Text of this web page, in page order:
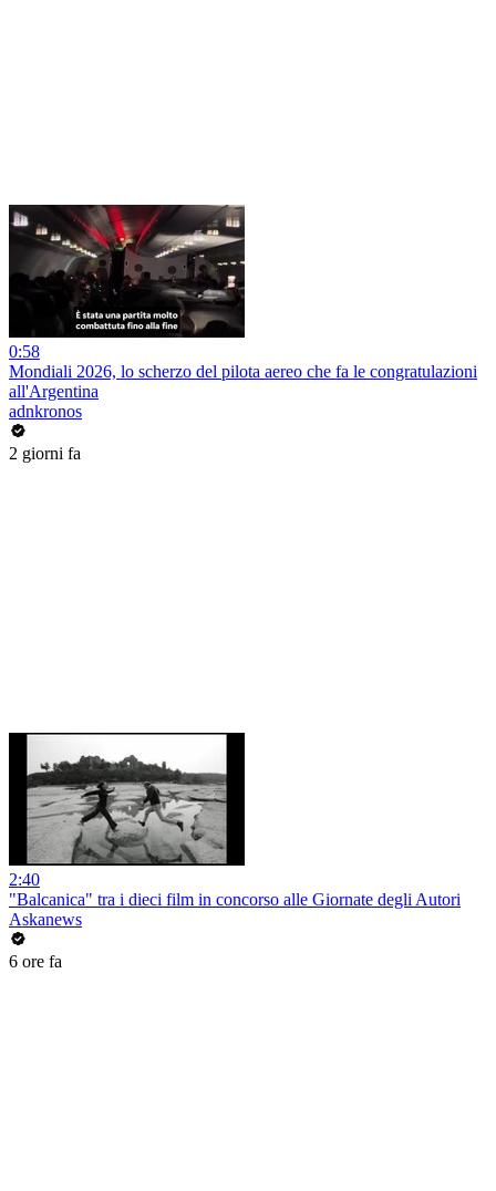
0:58
Mondiali 2026, lo scherzo del pilota aereo che fa le congratulazioni
all'Argentina
adnkronos
2 giorni fa
2:40
"Balcanica" tra i dieci film in concorso alle Giornate degli Autori
Askanews
6 ore fa